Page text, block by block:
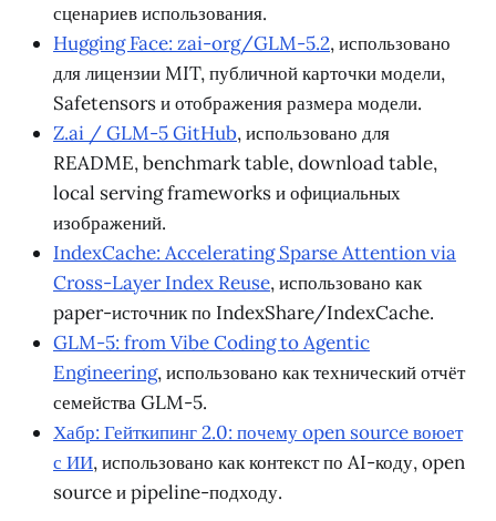
сценариев использования.
Hugging Face: zai-org/GLM-5.2, использовано
для лицензии MIT, публичной карточки модели,
Safetensors и отображения размера модели.
Z.ai / GLM-5 GitHub, использовано для
README, benchmark table, download table,
local serving frameworks и официальных
изображений.
IndexCache: Accelerating Sparse Attention via
Cross-Layer Index Reuse, использовано как
paper-источник по IndexShare/IndexCache.
GLM-5: from Vibe Coding to Agentic
Engineering, использовано как технический отчёт
семейства GLM-5.
Хабр: Гейткипинг 2.0: почему open source воюет
с ИИ, использовано как контекст по AI-коду, open
source и pipeline-подходу.